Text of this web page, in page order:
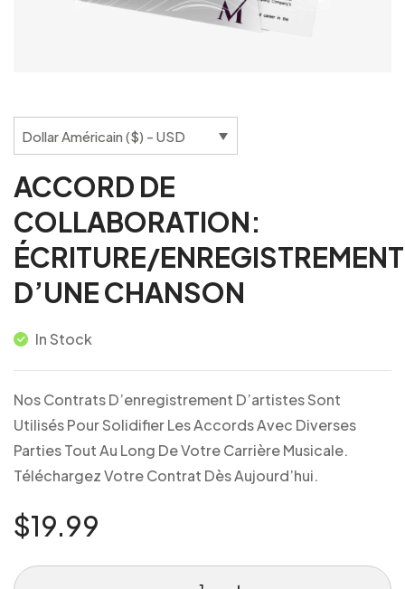
Dollar Américain ($) - USD
ACCORD DE
COLLABORATION:
ÉCRITURE/ENREGISTREMENT
D’UNE CHANSON
In Stock
Nos Contrats D’enregistrement D’artistes Sont
Utilisés Pour Solidifier Les Accords Avec Diverses
Parties Tout Au Long De Votre Carrière Musicale.
Téléchargez Votre Contrat Dès Aujourd’hui.
$19.99